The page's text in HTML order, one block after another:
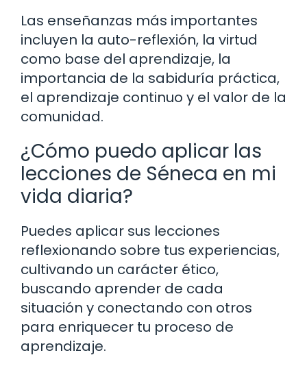
Las enseñanzas más importantes
incluyen la auto-reflexión, la virtud
como base del aprendizaje, la
importancia de la sabiduría práctica,
el aprendizaje continuo y el valor de la
comunidad.
¿Cómo puedo aplicar las
lecciones de Séneca en mi
vida diaria?
Puedes aplicar sus lecciones
reflexionando sobre tus experiencias,
cultivando un carácter ético,
buscando aprender de cada
situación y conectando con otros
para enriquecer tu proceso de
aprendizaje.